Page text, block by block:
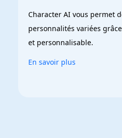
Character AI vous permet
personnalités variées
et personnalisable.
En savoir plus